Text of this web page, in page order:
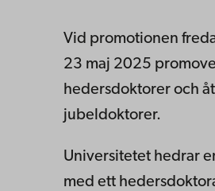
Vid promotionen
23 maj 2025
hedersdoktorer och
jubeldoktorer.
Universitetet hedrar
med ett